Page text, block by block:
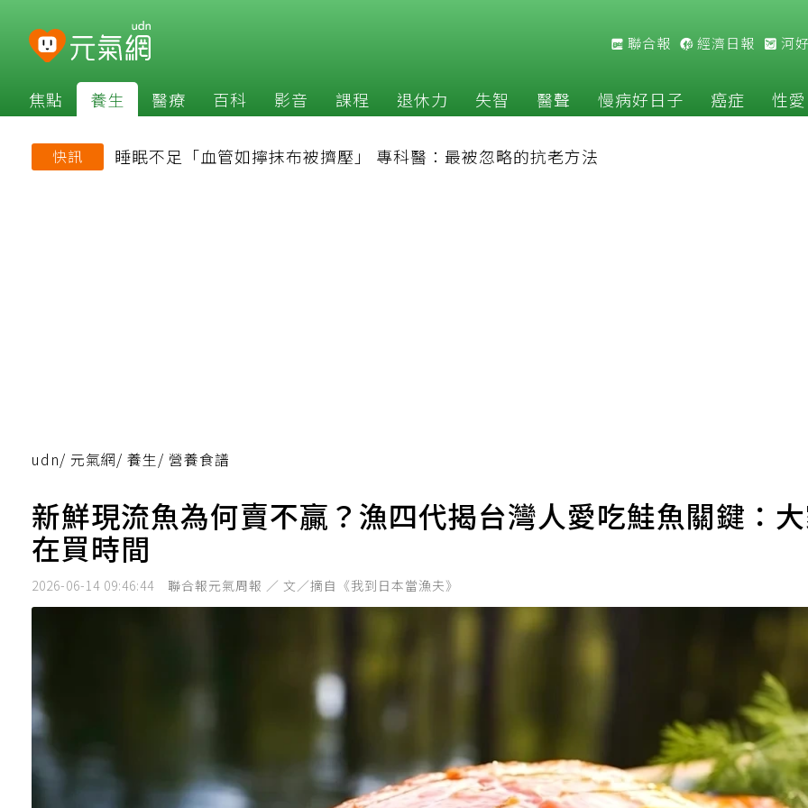
聯合報 經濟日報 河
焦點 養生 醫療 百科 影音 課程 退休力 失智 醫聲 慢病好日子 癌症 性愛
快訊 睡眠不足「血管如擰抹布被擠壓」 專科醫：最被忽略的抗老方法
udn/ 元氣網/ 養生/ 營養食譜
新鮮現流魚為何賣不贏？漁四代揭台灣人愛吃鮭魚關鍵：
在買時間
2026-06-14 09:46:44 聯合報元氣周報 ／ 文／摘自《我到日本當漁夫》